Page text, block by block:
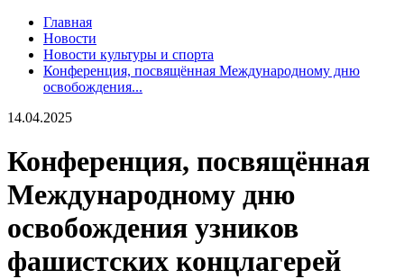
Главная
Новости
Новости культуры и спорта
Конференция, посвящённая Международному дню
освобождения...
14.04.2025
Конференция, посвящённая
Международному дню
освобождения узников
фашистских концлагерей